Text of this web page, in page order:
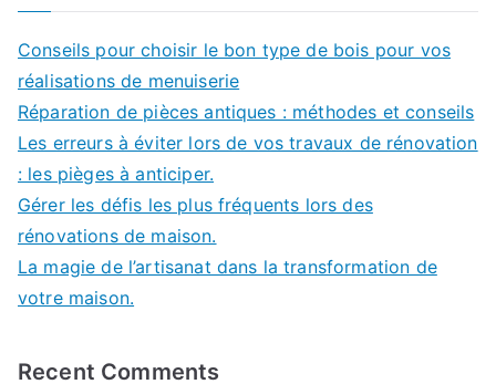
Conseils pour choisir le bon type de bois pour vos
réalisations de menuiserie
Réparation de pièces antiques : méthodes et conseils
Les erreurs à éviter lors de vos travaux de rénovation
: les pièges à anticiper.
Gérer les défis les plus fréquents lors des
rénovations de maison.
La magie de l’artisanat dans la transformation de
votre maison.
Recent Comments